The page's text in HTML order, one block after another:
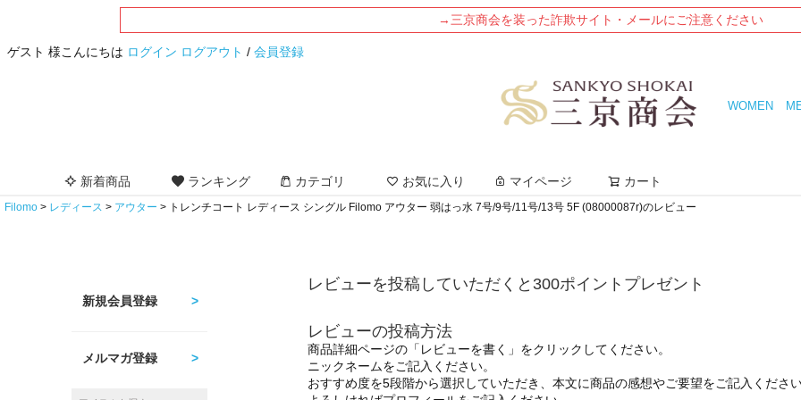
→三京商会を装った詐欺サイト・メールにご注意ください
ゲスト 様こんにちは ログイン ログアウト / 会員登録
WOMEN
新着商品 ランキング カテゴリ お気に入り マイページ カート
Filomo レディース アウター トレンチコート レディース シングル Filomo アウター 弱はっ水 7号/9号/11号/13号 5F (08000087r)のレビュー
新規会員登録
メルマガ登録
レビューを投稿していただくと300ポイントプレゼント
レビューの投稿方法
商品詳細ページの「レビューを書く」をクリックしてください。
ニックネームをご記入ください。
おすすめ度を5段階から選択していただき、本文に商品の感想やご要望をご記入ください